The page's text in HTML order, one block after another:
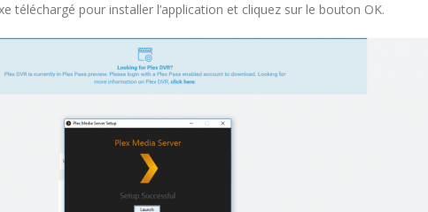
téléchargé pour installer l’application et cliquez sur le bouton OK.
MYTVONLINE2 :CONFIGURATION ET
VERROUILLAGE DES FAVORIS AVEC